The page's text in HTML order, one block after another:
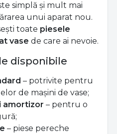
simplă și mult mai
unui aparat nou.
toate piesele
vase de care ai nevoie.
disponibile
– potrivite pentru
de mașini de vase;
amortizor – pentru o
– piese pereche